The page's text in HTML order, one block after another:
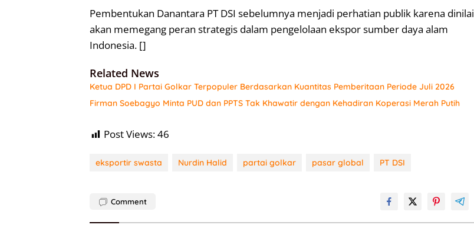
Pembentukan Danantara PT DSI sebelumnya menjadi perhatian publik karena dinilai
akan memegang peran strategis dalam pengelolaan ekspor sumber daya alam
Indonesia. []
Related News
Ketua DPD I Partai Golkar Terpopuler Berdasarkan Kuantitas Pemberitaan Periode Juli 2026
Firman Soebagyo Minta PUD dan PPTS Tak Khawatir dengan Kehadiran Koperasi Merah Putih
Post Views:46
eksportir swasta Nurdin Halid partai golkar pasar global PT DSI
Comment